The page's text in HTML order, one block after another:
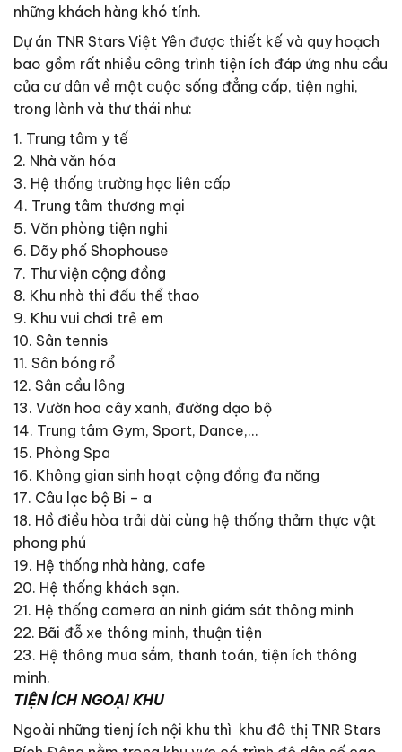
những khách hàng khó tính.
Dự án TNR Stars Việt Yên được thiết kế và quy hoạch
bao gồm rất nhiều công trình tiện ích đáp ứng nhu cầu
của cư dân về một cuộc sống đẳng cấp, tiện nghi,
trong lành và thư thái như:
1. Trung tâm y tế
2. Nhà văn hóa
3. Hệ thống trường học liên cấp
4. Trung tâm thương mại
5. Văn phòng tiện nghi
6. Dãy phố Shophouse
7. Thư viện cộng đồng
8. Khu nhà thi đấu thể thao
9. Khu vui chơi trẻ em
10. Sân tennis
11. Sân bóng rổ
12. Sân cầu lông
13. Vườn hoa cây xanh, đường dạo bộ
14. Trung tâm Gym, Sport, Dance,…
15. Phòng Spa
16. Không gian sinh hoạt cộng đồng đa năng
17. Câu lạc bộ Bi – a
18. Hồ điều hòa trải dài cùng hệ thống thảm thực vật
phong phú
19. Hệ thống nhà hàng, cafe
20. Hệ thống khách sạn.
21. Hệ thống camera an ninh giám sát thông minh
22. Bãi đỗ xe thông minh, thuận tiện
23. Hệ thông mua sắm, thanh toán, tiện ích thông
minh.
TIỆN ÍCH NGOẠI KHU
Ngoài những tienj ích nội khu thì khu đô thị TNR Stars